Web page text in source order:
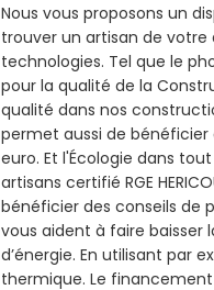
Nous vous proposons un
trouver un artisan de votre
technologies. Tel que le
pour la qualité de la
qualité dans nos
permet aussi de bénéficier
euro. Et l'Écologie dans
artisans certifié RGE
bénéficier des conseils de
vous aident à faire baisser
d’énergie. En utilisant par
thermique. Le